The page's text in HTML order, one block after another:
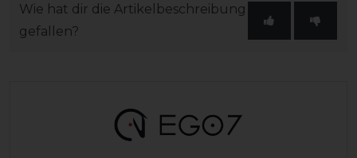
Wie hat dir die Artikelbeschreibung
gefallen?